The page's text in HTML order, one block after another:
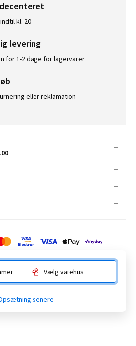
kl. 20
levering
for 1-2 dage for lagervarer
eller reklamation
CVR-nummer 19555305
Vælg varehus
senere